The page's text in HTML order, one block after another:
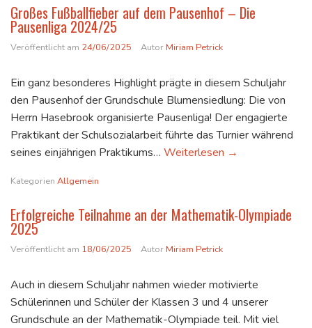
Großes Fußballfieber auf dem Pausenhof – Die
Pausenliga 2024/25
Veröffentlicht am 24/06/2025 AutorMiriam Petrick
Ein ganz besonderes Highlight prägte in diesem Schuljahr
den Pausenhof der Grundschule Blumensiedlung: Die von
Herrn Hasebrook organisierte Pausenliga! Der engagierte
Praktikant der Schulsozialarbeit führte das Turnier während
seines einjährigen Praktikums… Weiterlesen Großes
→
Kategorien Allgemein
Erfolgreiche Teilnahme an der Mathematik-Olympiade
2025
Veröffentlicht am 18/06/2025 AutorMiriam Petrick
Auch in diesem Schuljahr nahmen wieder motivierte
Schülerinnen und Schüler der Klassen 3 und 4 unserer
Grundschule an der Mathematik-Olympiade teil. Mit viel